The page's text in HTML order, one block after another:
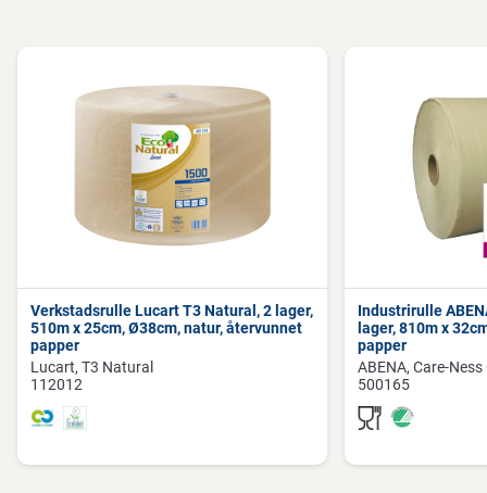
Verkstadsrulle Lucart T3 Natural, 2 lager,
510m x 25cm, Ø38cm, natur, återvunnet
papper
Lucart T3 Natural
112012
Industrirulle
lager, 810m x
papper
ABENA Care-Ness
500165